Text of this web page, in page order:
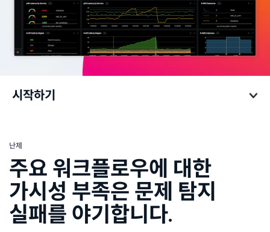
시작하기
난제
주요 워크플로우에 대한
가시성 부족은 문제 탐지
실패를 야기합니다.